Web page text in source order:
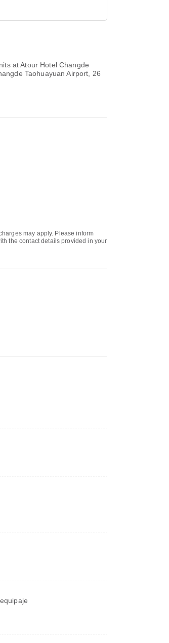
at Atour Hotel Changde
Taohuayuan Airport, 26
may apply. Please inform
the contact details provided in your